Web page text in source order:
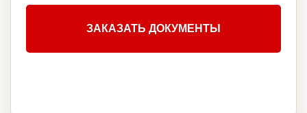
ЗАКАЗАТЬ ДОКУМЕНТЫ